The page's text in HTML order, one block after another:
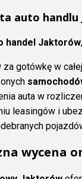
auto
handel Jaktorów
gotówkę w
auta w
leasingów i
wycena